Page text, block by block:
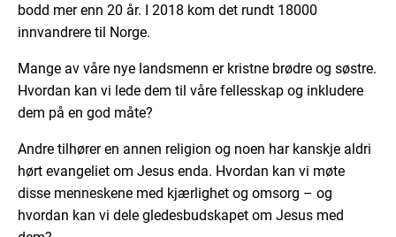
bodd mer enn 20 år. I 2018 kom det rundt 18000
innvandrere til Norge.
Mange av våre nye landsmenn er kristne brødre og søstre.
Hvordan kan vi lede dem til våre fellesskap og inkludere
dem på en god måte?
Andre tilhører en annen religion og noen har kanskje aldri
hørt evangeliet om Jesus enda. Hvordan kan vi møte
disse menneskene med kjærlighet og omsorg – og
hvordan kan vi dele gledesbudskapet om Jesus med